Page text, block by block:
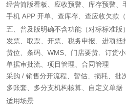
经营简版看板、应收预警、库存预警、
手机 APP 开单、查库存、查应收欠款（
五、普及版明确不含功能（对标标准版）
发票、取票、开票、税务申报、进项抵
货位、条码、WMS、门店要货、订货
单据审批流、项目管理、合同管理
采购 / 销售分开流程、暂估、损耗、批
多账套、多分支机构核算、自定义单据
适用场景